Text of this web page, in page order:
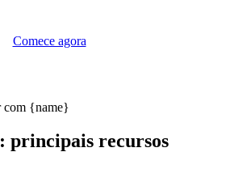
Comece agora
principais recursos